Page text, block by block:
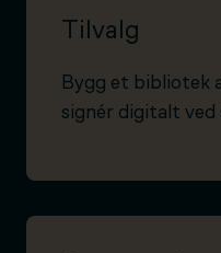
Tilvalg
Bygg et bibliotek
signér digitalt ved